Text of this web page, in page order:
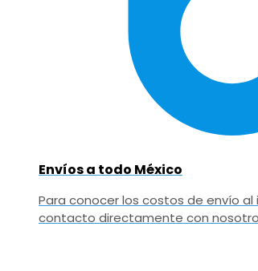
Envíos a todo México
Para conocer los costos de envío
contacto directamente con